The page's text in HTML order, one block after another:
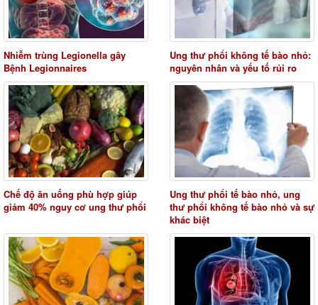
Nhiễm trùng Legionella gây
Bệnh Legionnaires
Ung thư phổi không tế bào nhỏ:
nguyên nhân và yếu tố rủi ro
Chế độ ăn uống phù hợp giúp
giảm 40% nguy cơ ung thư phổi
Ung thư phổi tế bào nhỏ, ung
thư phổi không tế bào nhỏ và sự
khác biệt